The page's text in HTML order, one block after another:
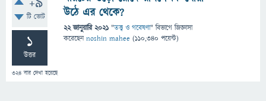
টি ভোট
1
উত্তর
324 বার দেখা হয়েছে
উঠে এর থেকে?
22 জানুয়ারি 2021 "তত্ত্ব ও গবেষণা" বিভাগে জিজ্ঞাসা
করেছেনnoshin mahee (110,340 পয়েন্ট)